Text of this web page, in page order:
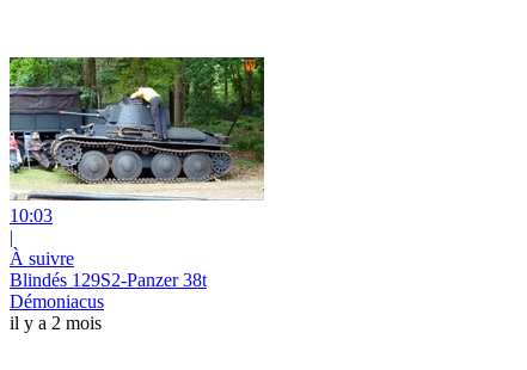
10:03
|
À suivre
Blindés 129S2-Panzer 38t
Démoniacus
il y a 2 mois